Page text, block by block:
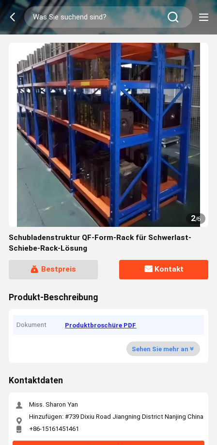
2/6
Schubladenstruktur QF-Form-Rack für Schwerlast-
Schiebe-Rack-Lösung
Bestpreis Kontakt
Produkt-Beschreibung
Dokument Produktbroschüre PDF
Sehen Sie mehr an
Kontaktdaten
Miss. Sharon Yan
Hinzufügen: #739 Dixiu Road Jiangning District Nanjing China
+86-15161451461